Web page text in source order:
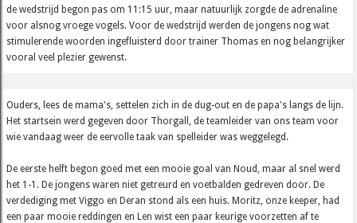
de wedstrijd begon pas om 11:15 uur, maar natuurlijk zorgde de adrenaline
voor alsnog vroege vogels. Voor de wedstrijd werden de jongens nog wat
stimulerende woorden ingefluisterd door trainer Thomas en nog belangrijker
vooral veel plezier gewenst.
Ouders, lees de mama's, settelen zich in de dug-out en de papa's langs de lijn.
Het startsein werd gegeven door Thorgall, de teamleider van ons team voor
wie vandaag weer de eervolle taak van spelleider was weggelegd.
De eerste helft begon goed met een mooie goal van Noud, maar al snel werd
het 1-1. De jongens waren niet getreurd en voetbalden gedreven door. De
verdediging met Viggo en Deran stond als een huis. Moritz, onze keeper, had
een paar mooie reddingen en Len wist een paar keurige voorzetten af te